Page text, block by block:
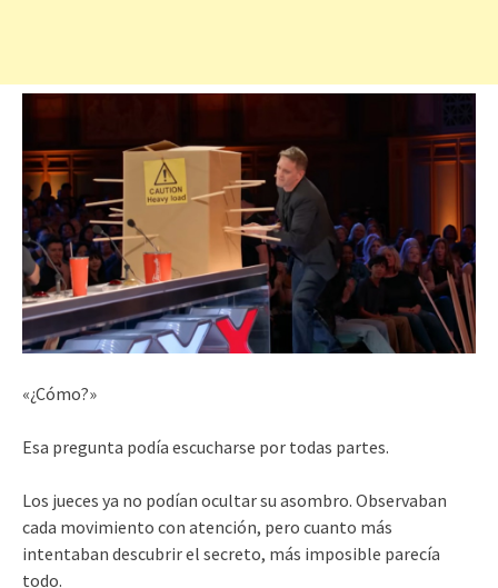
«¿Cómo?»
Esa pregunta podía escucharse por todas partes.
Los jueces ya no podían ocultar su asombro. Observaban
cada movimiento con atención, pero cuanto más
intentaban descubrir el secreto, más imposible parecía
todo.